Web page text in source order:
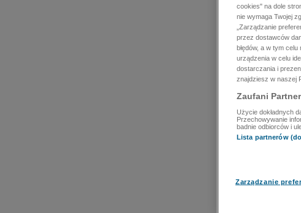
cookies" na dole
nie wymaga Twojej
„Zarządzanie
przez dostawców
błędów, a w tym
urządzenia w celu
dostarczania i
znajdziesz w naszej
Zaufani
Użycie dokładnych
Przechowywanie
badnie odbiorców i
Lista partnerów
Zarządzanie